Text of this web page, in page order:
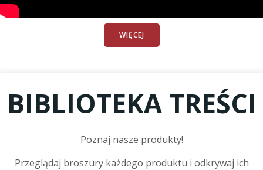
WIĘCEJ
BIBLIOTEKA TREŚCI
Poznaj nasze produkty!
Przeglądaj broszury każdego produktu i odkrywaj ich